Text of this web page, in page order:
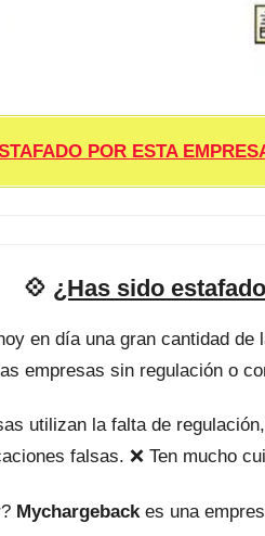
POR ESTA
💠 ¿Has sido
en día una gran cantidad
empresas sin regulación o
utilizan la falta de
falsas. ❌ Ten mucho
Mychargeback es una